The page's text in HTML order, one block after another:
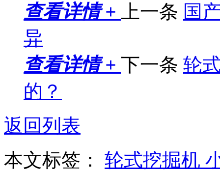
查看详情 +
上一条 国
异
查看详情 + 下一条 轮
的？
返回列表
本文标签： 轮式挖掘机